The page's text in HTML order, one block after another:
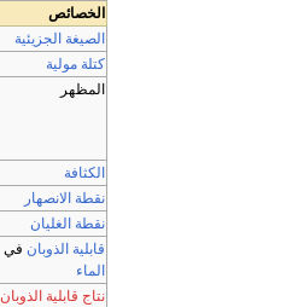
الخصائص
الصيغة الجزيئية
كتلة مولية
المظهر
الكثافة
نقطة الانصهار
نقطة الغليان
قابلية الذوبان في
الماء
نتاج قابلية الذوبان